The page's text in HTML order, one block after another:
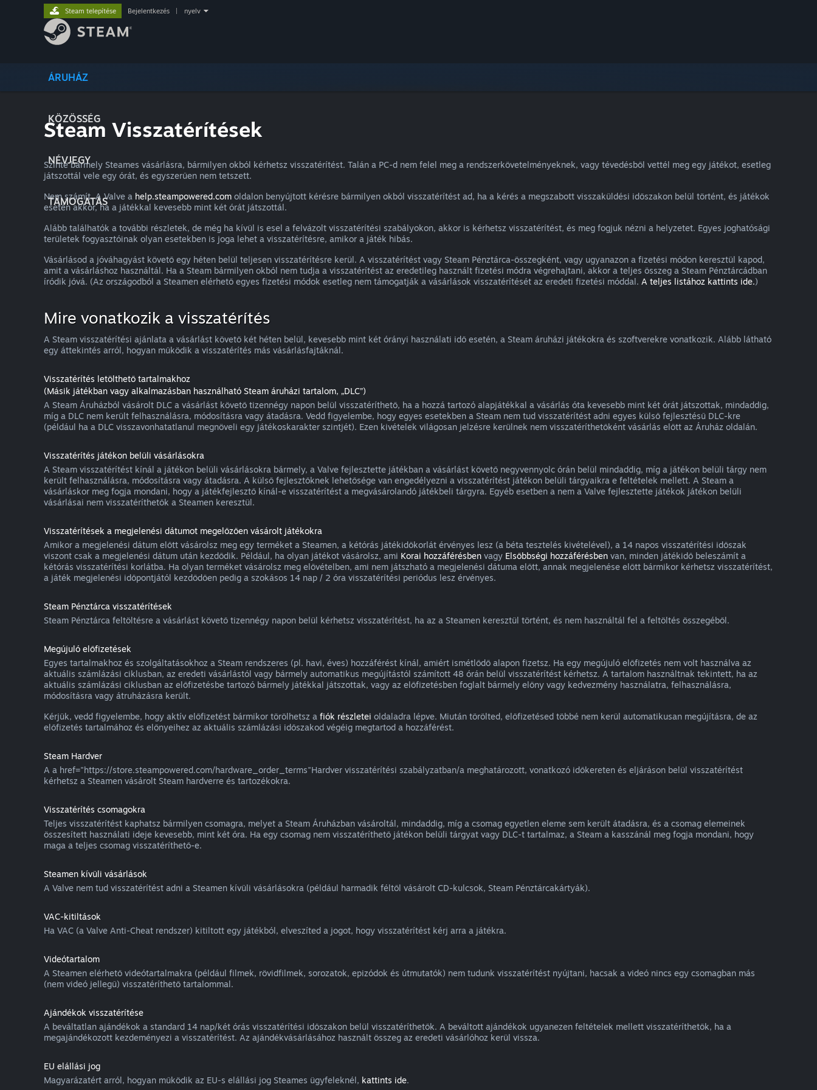
ÁRUHÁZ
KÖZÖSSÉG
NÉVJEGY
TÁMOGATÁS
Steam telepítése Bejelentkezés nyelv
Steam Visszatérítések
Szinte bármely Steames vásárlásra, bármilyen okból kérhetsz visszatérítést. Talán a PC-d nem felel meg a rendszerkövetelményeknek, vagy tévedésből vettél meg egy játékot, esetleg
játszottál vele egy órát, és egyszerűen nem tetszett.
Nem számít. A Valve a help.steampowered.com oldalon benyújtott kérésre bármilyen okból visszatérítést ad, ha a kérés a megszabott visszaküldési időszakon belül történt, és játékok
esetén akkor, ha a játékkal kevesebb mint két órát játszottál.
Alább találhatók a további részletek, de még ha kívül is esel a felvázolt visszatérítési szabályokon, akkor is kérhetsz visszatérítést, és meg fogjuk nézni a helyzetet. Egyes joghatósági
területek fogyasztóinak olyan esetekben is joga lehet a visszatérítésre, amikor a játék hibás.
Vásárlásod a jóváhagyást követő egy héten belül teljesen visszatérítésre kerül. A visszatérítést vagy Steam Pénztárca-összegként, vagy ugyanazon a fizetési módon keresztül kapod,
amit a vásárláshoz használtál. Ha a Steam bármilyen okból nem tudja a visszatérítést az eredetileg használt fizetési módra végrehajtani, akkor a teljes összeg a Steam Pénztárcádban
íródik jóvá. (Az országodból a Steamen elérhető egyes fizetési módok esetleg nem támogatják a vásárlások visszatérítését az eredeti fizetési móddal. A teljes listához kattints ide.)
Mire vonatkozik a visszatérítés
A Steam visszatérítési ajánlata a vásárlást követő két héten belül, kevesebb mint két órányi használati idő esetén, a Steam áruházi játékokra és szoftverekre vonatkozik. Alább látható
egy áttekintés arról, hogyan működik a visszatérítés más vásárlásfajtáknál.
Visszatérítés letölthető tartalmakhoz
(Másik játékban vagy alkalmazásban használható Steam áruházi tartalom, „DLC”)
A Steam Áruházból vásárolt DLC a vásárlást követő tizennégy napon belül visszatéríthető, ha a hozzá tartozó alapjátékkal a vásárlás óta kevesebb mint két órát játszottak, mindaddig,
míg a DLC nem került felhasználásra, módosításra vagy átadásra. Vedd figyelembe, hogy egyes esetekben a Steam nem tud visszatérítést adni egyes külső fejlesztésű DLC-kre
(például ha a DLC visszavonhatatlanul megnöveli egy játékoskarakter szintjét). Ezen kivételek világosan jelzésre kerülnek nem visszatéríthetőként vásárlás előtt az Áruház oldalán.
Visszatérítés játékon belüli vásárlásokra
A Steam visszatérítést kínál a játékon belüli vásárlásokra bármely, a Valve fejlesztette játékban a vásárlást követő negyvennyolc órán belül mindaddig, míg a játékon belüli tárgy nem
került felhasználásra, módosításra vagy átadásra. A külső fejlesztőknek lehetősége van engedélyezni a visszatérítést játékon belüli tárgyaikra e feltételek mellett. A Steam a
vásárláskor meg fogja mondani, hogy a játékfejlesztő kínál-e visszatérítést a megvásárolandó játékbeli tárgyra. Egyéb esetben a nem a Valve fejlesztette játékok játékon belüli
vásárlásai nem visszatéríthetők a Steamen keresztül.
Visszatérítések a megjelenési dátumot megelőzően vásárolt játékokra
Amikor a megjelenési dátum előtt vásárolsz meg egy terméket a Steamen, a kétórás játékidőkorlát érvényes lesz (a béta tesztelés kivételével), a 14 napos visszatérítési időszak
viszont csak a megjelenési dátum után kezdődik. Például, ha olyan játékot vásárolsz, ami Korai hozzáférésben vagy Elsőbbségi hozzáférésben van, minden játékidő beleszámít a
kétórás visszatérítési korlátba. Ha olyan terméket vásárolsz meg elővételben, ami nem játszható a megjelenési dátuma előtt, annak megjelenése előtt bármikor kérhetsz visszatérítést,
a játék megjelenési időpontjától kezdődően pedig a szokásos 14 nap / 2 óra visszatérítési periódus lesz érvényes.
Steam Pénztárca visszatérítések
Steam Pénztárca feltöltésre a vásárlást követő tizennégy napon belül kérhetsz visszatérítést, ha az a Steamen keresztül történt, és nem használtál fel a feltöltés összegéből.
Megújuló előfizetések
Egyes tartalmakhoz és szolgáltatásokhoz a Steam rendszeres (pl. havi, éves) hozzáférést kínál, amiért ismétlődő alapon fizetsz. Ha egy megújuló előfizetés nem volt használva az
aktuális számlázási ciklusban, az eredeti vásárlástól vagy bármely automatikus megújítástól számított 48 órán belül visszatérítést kérhetsz. A tartalom használtnak tekintett, ha az
aktuális számlázási ciklusban az előfizetésbe tartozó bármely játékkal játszottak, vagy az előfizetésben foglalt bármely előny vagy kedvezmény használatra, felhasználásra,
módosításra vagy átruházásra került.
Kérjük, vedd figyelembe, hogy aktív előfizetést bármikor törölhetsz a fiók részletei oldaladra lépve. Miután törölted, előfizetésed többé nem kerül automatikusan megújításra, de az
előfizetés tartalmához és előnyeihez az aktuális számlázási időszakod végéig megtartod a hozzáférést.
Steam Hardver
A a href="https://store.steampowered.com/hardware_order_terms"Hardver visszatérítési szabályzatban/a meghatározott, vonatkozó időkereten és eljáráson belül visszatérítést
kérhetsz a Steamen vásárolt Steam hardverre és tartozékokra.
Visszatérítés csomagokra
Teljes visszatérítést kaphatsz bármilyen csomagra, melyet a Steam Áruházban vásároltál, mindaddig, míg a csomag egyetlen eleme sem került átadásra, és a csomag elemeinek
összesített használati ideje kevesebb, mint két óra. Ha egy csomag nem visszatéríthető játékon belüli tárgyat vagy DLC-t tartalmaz, a Steam a kasszánál meg fogja mondani, hogy
maga a teljes csomag visszatéríthető-e.
Steamen kívüli vásárlások
A Valve nem tud visszatérítést adni a Steamen kívüli vásárlásokra (például harmadik féltől vásárolt CD-kulcsok, Steam Pénztárcakártyák).
VAC-kitiltások
Ha VAC (a Valve Anti-Cheat rendszer) kitiltott egy játékból, elveszíted a jogot, hogy visszatérítést kérj arra a játékra.
Videótartalom
A Steamen elérhető videótartalmakra (például filmek, rövidfilmek, sorozatok, epizódok és útmutatók) nem tudunk visszatérítést nyújtani, hacsak a videó nincs egy csomagban más
(nem videó jellegű) visszatéríthető tartalommal.
Ajándékok visszatérítése
A beváltatlan ajándékok a standard 14 nap/két órás visszatérítési időszakon belül visszatéríthetők. A beváltott ajándékok ugyanezen feltételek mellett visszatéríthetők, ha a
megajándékozott kezdeményezi a visszatérítést. Az ajándékvásárlásához használt összeg az eredeti vásárlóhoz kerül vissza.
EU elállási jog
Magyarázatért arról, hogyan működik az EU-s elállási jog Steames ügyfeleknél, kattints ide.